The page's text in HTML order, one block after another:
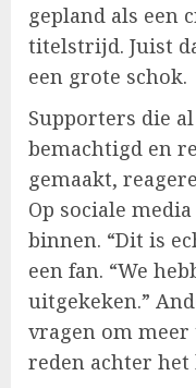
gepland als een
titelstrijd. Juist
een grote schok.
Supporters die
bemachtigd en
gemaakt,
Op sociale
binnen. “Dit is
een fan. “We
uitgekeken.”
vragen om
reden achter het